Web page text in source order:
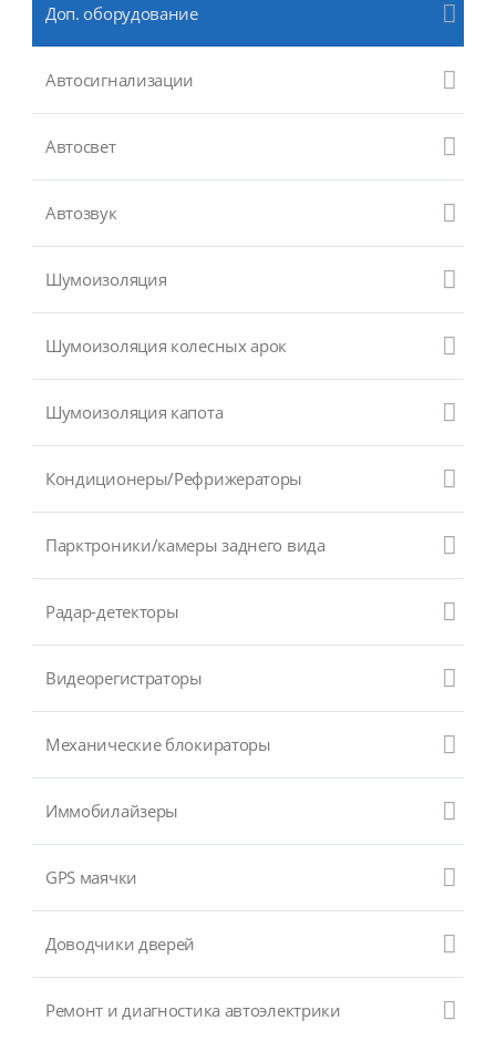
Доп. оборудование
Автосигнализации
Автосвет
Автозвук
Шумоизоляция
Шумоизоляция колесных арок
Шумоизоляция капота
Кондиционеры/Рефрижераторы
Парктроники/камеры заднего вида
Радар-детекторы
Видеорегистраторы
Механические блокираторы
Иммобилайзеры
GPS маячки
Доводчики дверей
Ремонт и диагностика автоэлектрики